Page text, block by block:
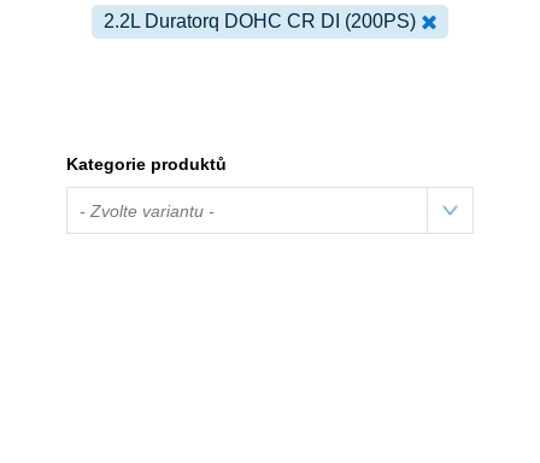
2.2L Duratorq DOHC CR DI (200PS)
Kategorie produktů
- Zvolte variantu -